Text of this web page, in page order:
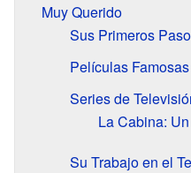
Muy Querido
Sus Primeros
Películas
Series de
La Cabina:
Su Trabajo en el